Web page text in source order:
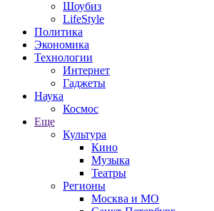
Шоубиз
LifeStyle
Политика
Экономика
Технологии
Интернет
Гаджеты
Наука
Космос
Еще
Культура
Кино
Музыка
Театры
Регионы
Москва и МО